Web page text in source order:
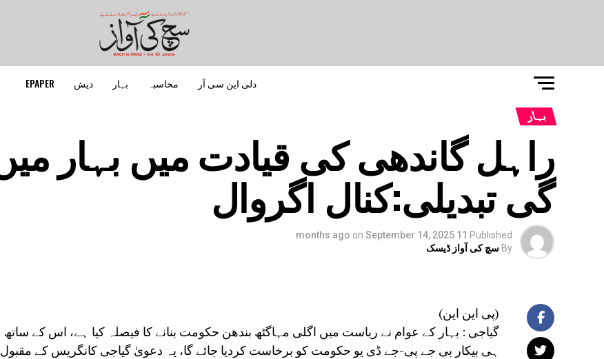
دلی این سی آر محاسبہ بہار دیش EPAPER
بہار
راہل گاندھی کی قیادت میں بہار
گی تبدیلی:کنال اگروال
Published
11 months ago
on September 14, 2025
By سچ کی آواز ڈیسک
(پی این این)
گیاجی : بہار کے عوام نے ریاست میں اگلی مہاگٹھ بندھن حکومت بنانے کا فیصلہ کیا ہے، اس کے ساتھ
ہی بیکار بی جے پی-جے ڈی یو حکومت کو برخاست کردیا جائے گا، یہ دعویٰ گیاجی کانگریس کے مقبول